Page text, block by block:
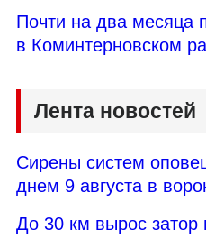
Почти на два месяца
в Коминтерновском
Лента новостей
Сирены систем
днем 9 августа в
До 30 км вырос